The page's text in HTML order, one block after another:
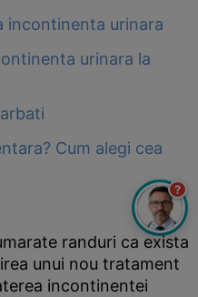
incontinenta urinara
urinara la
Cum alegi cea
randuri ca exista
unui nou tratament
incontinentei
?